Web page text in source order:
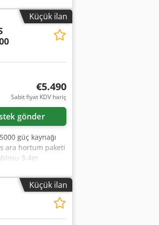
Küçük ilan
€5.490
Sabit fiyat KDV hariç
gönder
güç kaynağı
ara hortum paketi
3-4m
bu cihazla
Mig (Cusi)
Bu TPS serisi
TPS cihazının
olanak
MEVCUTTUR
Küçük ilan